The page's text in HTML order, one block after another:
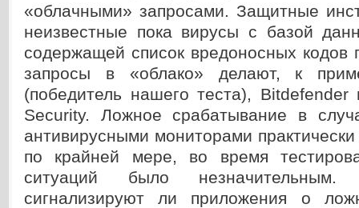
«облачными» запросами. Защитные
неизвестные пока вирусы с базой
содержащей список вредоносных кодов
запросы в «облако» делают, к
(победитель нашего теста),
Security. Ложное срабатывание в
антивирусными мониторами
по крайней мере, во время
ситуаций было
сигнализируют ли приложения о